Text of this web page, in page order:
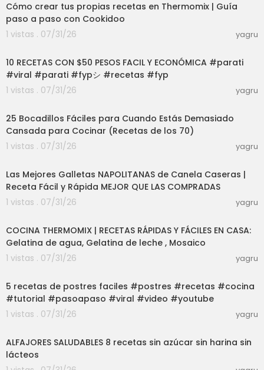
Cómo crear tus propias recetas en Thermomix | Guía
paso a paso con Cookidoo
1 vistas . 07/31/26
yagru
10 RECETAS CON $50 PESOS FACIL Y ECONÓMICA #parati
#viral #parati #fypシ #recetas #fyp
1 vistas . 07/31/26
yagru
25 Bocadillos Fáciles para Cuando Estás Demasiado
Cansada para Cocinar (Recetas de los 70)
1 vistas . 07/31/26
yagru
Las Mejores Galletas NAPOLITANAS de Canela Caseras |
Receta Fácil y Rápida MEJOR QUE LAS COMPRADAS
1 vistas . 07/31/26
yagru
COCINA THERMOMIX | RECETAS RÁPIDAS Y FÁCILES EN CASA:
Gelatina de agua, Gelatina de leche , Mosaico
1 vistas . 07/31/26
yagru
5 recetas de postres faciles #postres #recetas #cocina
#tutorial #pasoapaso #viral #video #youtube
1 vistas . 07/31/26
yagru
ALFAJORES SALUDABLES 8 recetas sin azúcar sin harina sin
lácteos